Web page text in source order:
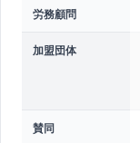
労務顧問
加盟団体
賛同